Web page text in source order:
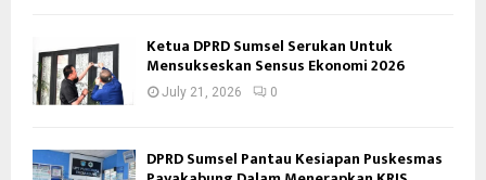
Ketua DPRD Sumsel Serukan Untuk
Mensukseskan Sensus Ekonomi 2026
July 21, 2026 0
DPRD Sumsel Pantau Kesiapan Puskesmas